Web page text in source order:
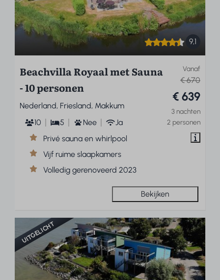
9,1
Vanaf
€ 670
€ 639
3 nachten
2 personen
Beachvilla Royaal met Sauna
- 10 personen
Nederland, Friesland, Makkum
10
5 Nee
Ja
Privé sauna en whirlpool
Vijf ruime slaapkamers
Volledig gerenoveerd 2023
Bekijken
UITGELICHT